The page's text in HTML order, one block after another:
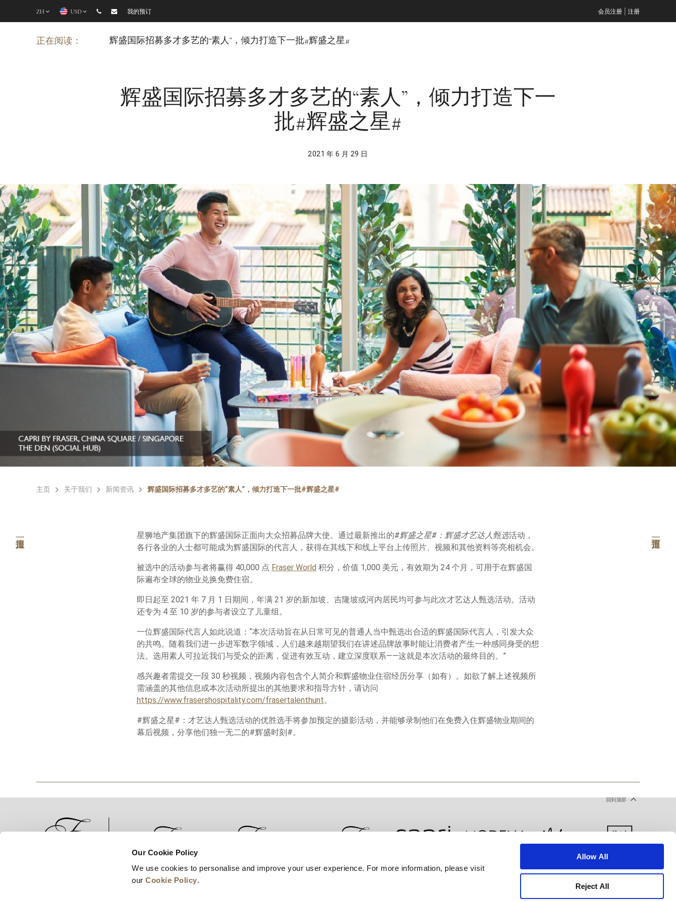
Our Cookie Policy
We use cookies to personalise and improve your user experience. For more information, please visit
ourCookie Policy.
Allow All
Reject All
ZH USD 我的预订 会员注册 注册
正在阅读： 辉盛国际招募多才多艺的“素人”，倾力打造下一批#辉盛之星#
辉盛国际招募多才多艺的“素人”，倾力打造下一
批#辉盛之星#
2021 年 6 月 29 日
主页 关于我们 新闻资讯 辉盛国际招募多才多艺的“素人”，倾力打造下一批#辉盛之星#
星狮地产集团旗下的辉盛国际正面向大众招募品牌大使。通过最新推出的#辉盛之星#：辉盛才艺达人甄选活动，
各行各业的人士都可能成为辉盛国际的代言人，获得在其线下和线上平台上传照片、视频和其他资料等亮相机会。
被选中的活动参与者将赢得 40,000 点 Fraser World 积分，价值 1,000 美元，有效期为 24 个月，可用于在辉盛国
际遍布全球的物业兑换免费住宿。
即日起至 2021 年 7 月 1 日期间，年满 21 岁的新加坡、吉隆坡或河内居民均可参与此次才艺达人甄选活动。活动
还专为 4 至 10 岁的参与者设立了儿童组。
一位辉盛国际代言人如此说道：“本次活动旨在从日常可见的普通人当中甄选出合适的辉盛国际代言人，引发大众
的共鸣。随着我们进一步进军数字领域，人们越来越期望我们在讲述品牌故事时能让消费者产生一种感同身受的想
法。选用素人可拉近我们与受众的距离，促进有效互动，建立深度联系——这就是本次活动的最终目的。”
感兴趣者需提交一段 30 秒视频，视频内容包含个人简介和辉盛物业住宿经历分享（如有）。如欲了解上述视频所
需涵盖的其他信息或本次活动所提出的其他要求和指导方针，请访问
https://www.frasershospitality.com/frasertalenthunt。
#辉盛之星#：才艺达人甄选活动的优胜选手将参加预定的摄影活动，并能够录制他们在免费入住辉盛物业期间的
幕后视频，分享他们独一无二的#辉盛时刻#。
回到顶部
业务拓展 工作机会